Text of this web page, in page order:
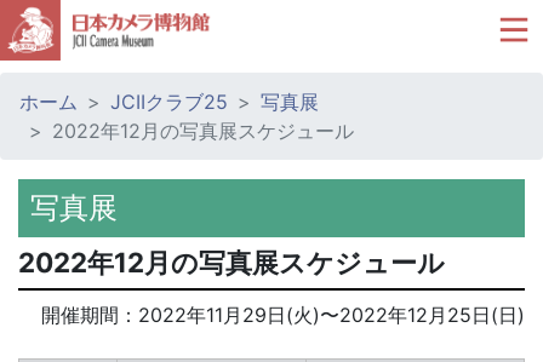
ホーム JCIIクラブ25
写真展
2022年12月の写真展スケジュール
写真展
2022年12月の写真展スケジュール
開催期間： 2022年11月29日(火)〜2022年12月25日(日)